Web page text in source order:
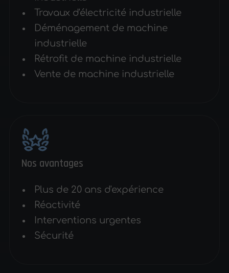
Travaux d'électricité industrielle
Déménagement de machine
industrielle
Rétrofit de machine industrielle
Vente de machine industrielle
Nos avantages
Plus de 20 ans d'expérience
Réactivité
Interventions urgentes
Sécurité